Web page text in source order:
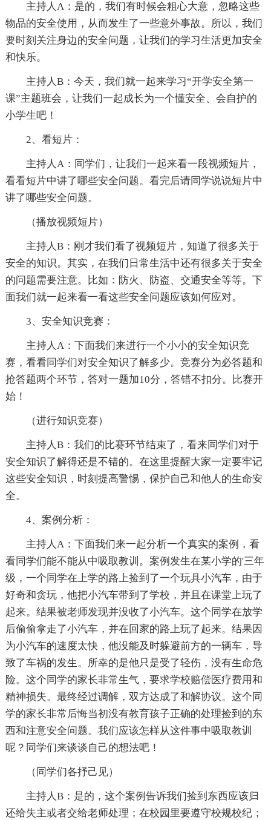
主持人A：是的，我们有时候会粗心大意，忽略这些
物品的安全使用，从而发生了一些意外事故。所以，我们
要时刻关注身边的安全问题，让我们的学习生活更加安全
和快乐。
主持人B：今天，我们就一起来学习“开学安全第一
课”主题班会，让我们一起成长为一个懂安全、会自护的
小学生吧！
2、看短片：
主持人A：同学们，让我们一起来看一段视频短片，
看看短片中讲了哪些安全问题。看完后请同学说说短片中
讲了哪些安全问题。
（播放视频短片）
主持人B：刚才我们看了视频短片，知道了很多关于
安全的知识。其实，在我们日常生活中还有很多关于安全
的问题需要注意。比如：防火、防盗、交通安全等等。下
面我们就一起来看一看这些安全问题应该如何应对。
3、安全知识竞赛：
主持人A：下面我们来进行一个小小的安全知识竞
赛，看看同学们对安全知识了解多少。竞赛分为必答题和
抢答题两个环节，答对一题加10分，答错不扣分。比赛开
始！
（进行知识竞赛）
主持人B：我们的比赛环节结束了，看来同学们对于
安全知识了解得还是不错的。在这里提醒大家一定要牢记
这些安全知识，时刻提高警惕，保护自己和他人的生命安
全。
4、案例分析：
主持人A：下面我们来一起分析一个真实的案例，看
看同学们能不能从中吸取教训。案例发生在某小学的'三年
级，一个同学在上学的路上捡到了一个玩具小汽车，由于
好奇和贪玩，他把小汽车带到了学校，并且在课堂上玩了
起来。结果被老师发现并没收了小汽车。这个同学在放学
后偷偷拿走了小汽车，并在回家的路上玩了起来。结果因
为小汽车的速度太快，他没能及时躲避前方的一辆车，导
致了车祸的发生。所幸的是他只是受了轻伤，没有生命危
险。这个同学的家长非常生气，要求学校赔偿医疗费用和
精神损失。最终经过调解，双方达成了和解协议。这个同
学的家长非常后悔当初没有教育孩子正确的处理捡到的东
西和注意安全问题。我们应该怎样从这件事中吸取教训
呢？同学们来谈谈自己的想法吧！
（同学们各抒己见）
主持人B：是的，这个案例告诉我们捡到东西应该归
还给失主或者交给老师处理；在校园里要遵守校规校纪；